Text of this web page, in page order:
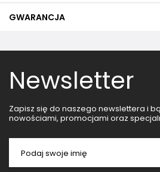
GWARANCJA
Newsletter
Zapisz się do naszego newslettera i
nowościami, promocjami oraz
Podaj swoje imię